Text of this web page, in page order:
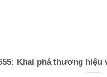
Khai phá thương hiệu